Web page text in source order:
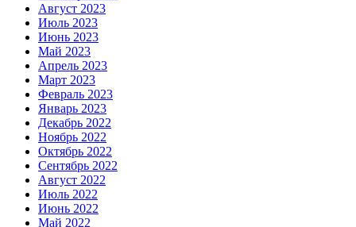
Август 2023
Июль 2023
Июнь 2023
Май 2023
Апрель 2023
Март 2023
Февраль 2023
Январь 2023
Декабрь 2022
Ноябрь 2022
Октябрь 2022
Сентябрь 2022
Август 2022
Июль 2022
Июнь 2022
Май 2022